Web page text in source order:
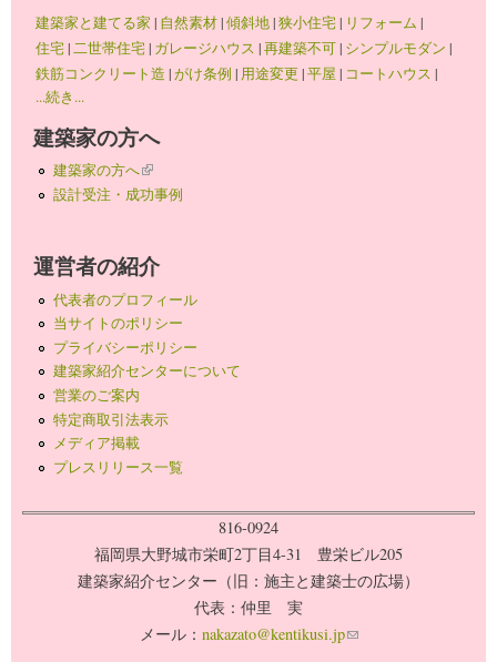
建築家と建てる家 | 自然素材|傾斜地|狭小住宅| リフォーム |
住宅|二世帯住宅| ガレージハウス |再建築不可| シンプルモダン |
鉄筋コンクリート造 |がけ条例 | 用途変更 |平屋 | コートハウス |
...続き...
建築家の方へ
建築家の方へ(link is external)
設計受注・成功事例
運営者の紹介
代表者のプロフィール
当サイトのポリシー
プライバシーポリシー
建築家紹介センターについて
営業のご案内
特定商取引法表示
メディア掲載
プレスリリース一覧
816-0924
福岡県大野城市栄町2丁目4-31 豊栄ビル205
建築家紹介センター（旧：施主と建築士の広場）
代表：仲里 実
メール： nakazato@kentikusi.jp(link sends e-mail)